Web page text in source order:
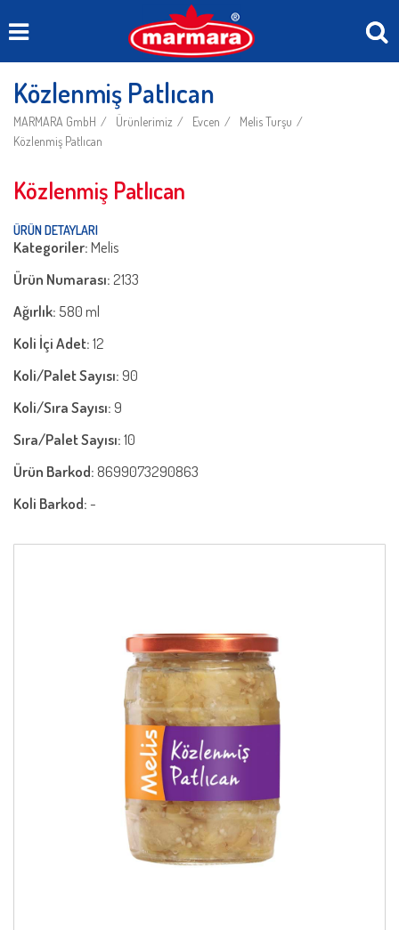
Közlenmiş Patlıcan
MARMARA GmbH Ürünlerimiz Evcen
Melis Turşu
Közlenmiş Patlıcan
Közlenmiş Patlıcan
ÜRÜN DETAYLARI
Kategoriler:Melis
Ürün Numarası:2133
Ağırlık: 580 ml
Koli İçi Adet:12
Koli/Palet Sayısı:90
Koli/Sıra Sayısı:9
Sıra/Palet Sayısı:10
Ürün Barkod: 8699073290863
Koli Barkod:-